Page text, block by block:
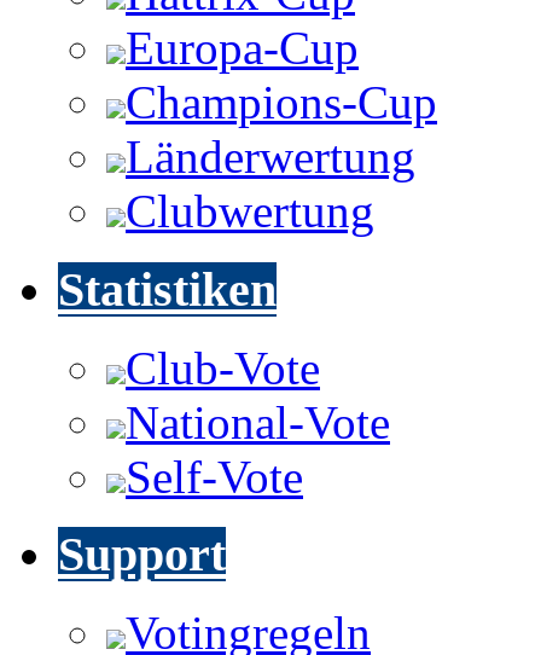
Europa-Cup
Champions-Cup
Länderwertung
Clubwertung
Statistiken
Club-Vote
National-Vote
Self-Vote
Support
Votingregeln